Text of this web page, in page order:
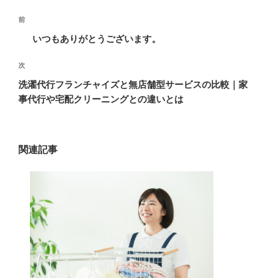
投
ビ
ゲ
ー
ン
過
投
稿
前
いつもありがとうございます。
次
の
投
次
洗濯代行フランチャイズと無店舗型サービスの比較｜家
事代行や宅配クリーニングとの違いとは
関連記事